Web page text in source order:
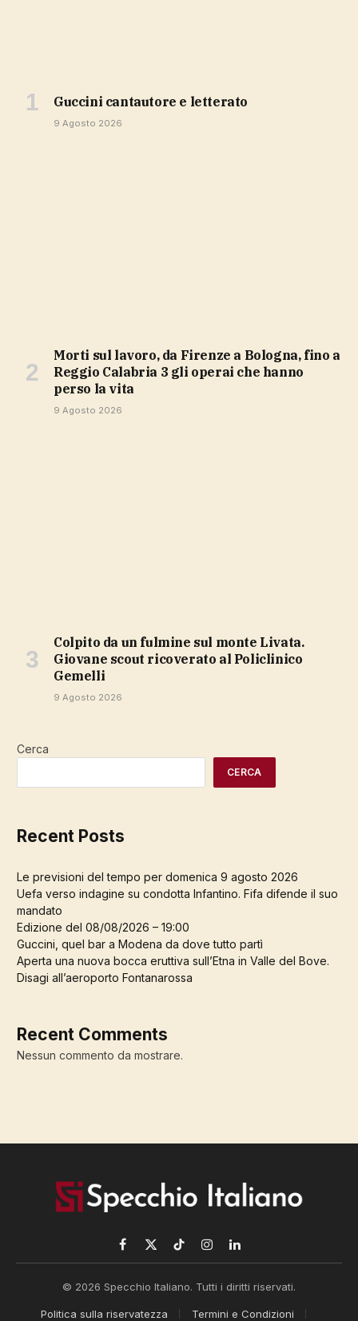
Guccini cantautore e letterato
9 Agosto 2026
Morti sul lavoro, da Firenze a Bologna, fino a
Reggio Calabria 3 gli operai che hanno
perso la vita
9 Agosto 2026
Colpito da un fulmine sul monte Livata.
Giovane scout ricoverato al Policlinico
Gemelli
9 Agosto 2026
Cerca
CERCA
Recent Posts
Le previsioni del tempo per domenica 9 agosto 2026
Uefa verso indagine su condotta Infantino. Fifa difende il suo
mandato
Edizione del 08/08/2026 – 19:00
Guccini, quel bar a Modena da dove tutto partì
Aperta una nuova bocca eruttiva sull’Etna in Valle del Bove.
Disagi all’aeroporto Fontanarossa
Recent Comments
Nessun commento da mostrare.
Facebook
X
TikTokInstagramLinkedIn
© 2026 Specchio Italiano. Tutti i diritti riservati.
Politica sulla riservatezza Termini e Condizioni